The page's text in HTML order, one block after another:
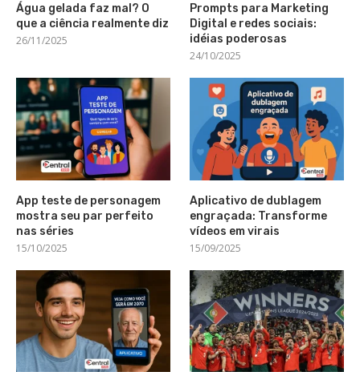
Água gelada faz mal? O
que a ciência realmente diz
26/11/2025
Prompts para Marketing
Digital e redes sociais:
idéias poderosas
24/10/2025
App teste de personagem
mostra seu par perfeito
nas séries
15/10/2025
Aplicativo de dublagem
engraçada: Transforme
vídeos em virais
15/09/2025